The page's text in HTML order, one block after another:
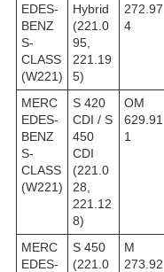
EDES-
BENZ
S-
CLASS
(W221)
Hybrid
(221.0
95,
221.19
5)
272.97
4
MERC
EDES-
BENZ
S-
CLASS
(W221)
S 420
CDI / S
450
CDI
(221.0
28,
221.12
8)
OM
629.91
1
MERC
EDES-
S 450
(221.0
M
273.92